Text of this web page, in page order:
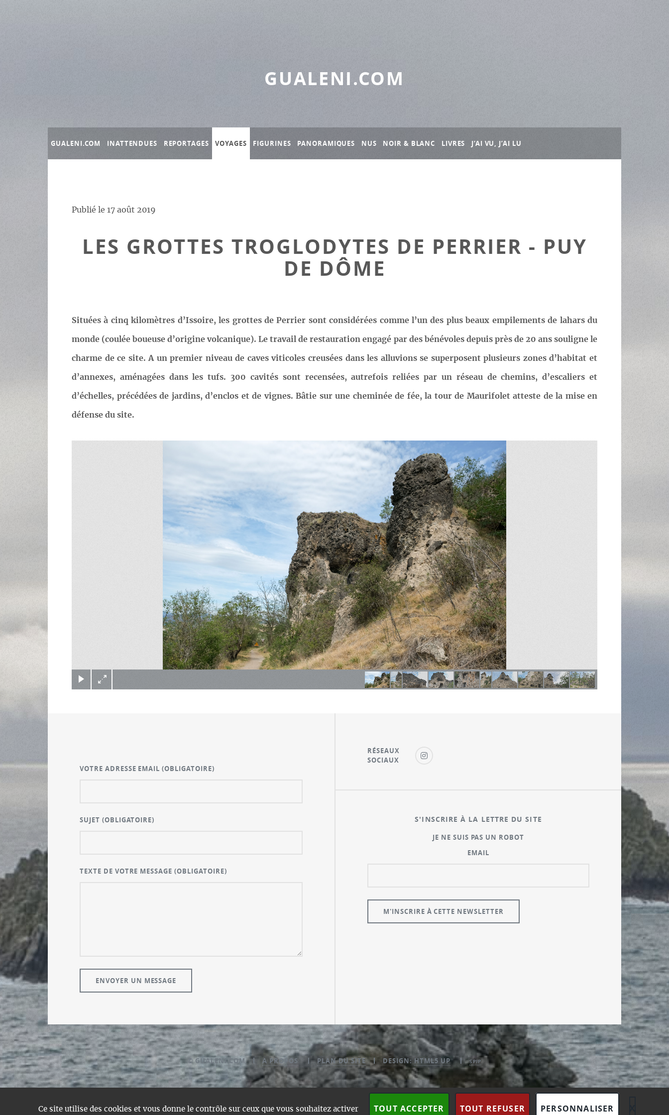
Ce site utilise des cookies et vous donne le contrôle sur ceux que vous souhaitez activer TOUT ACCEPTER TOUT REFUSER PERSONNALISER
GUALENI.COM
GUALENI.COM INATTENDUES REPORTAGES VOYAGES FIGURINES PANORAMIQUES NUS NOIR & BLANC LIVRES J’AI VU, J’AI LU
Publié le 17 août 2019
LES GROTTES TROGLODYTES DE PERRIER - PUY
DE DÔME
Situées à cinq kilomètres d’Issoire, les grottes de Perrier sont considérées comme l’un des plus beaux empilements de lahars du
monde (coulée boueuse d’origine volcanique). Le travail de restauration engagé par des bénévoles depuis près de 20 ans souligne le
charme de ce site. A un premier niveau de caves viticoles creusées dans les alluvions se superposent plusieurs zones d’habitat et
d’annexes, aménagées dans les tufs. 300 cavités sont recensées, autrefois reliées par un réseau de chemins, d’escaliers et
d’échelles, précédées de jardins, d’enclos et de vignes. Bâtie sur une cheminée de fée, la tour de Maurifolet atteste de la mise en
défense du site.
(c) Didier Gualeni
VOTRE ADRESSE EMAIL(OBLIGATOIRE)
SUJET (OBLIGATOIRE)
TEXTE DE VOTRE MESSAGE(OBLIGATOIRE)
RÉSEAUX
SOCIAUX
S'INSCRIRE À LA LETTRE DU SITE
JE NE SUIS PAS UN ROBOT
EMAIL
© GUALENI.COM A PROPOS PLAN DU SITE DESIGN:HTML5 UP SPIP